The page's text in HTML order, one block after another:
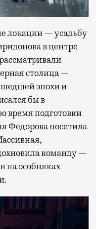
локации — усадьбу
в центре
столица —
эпохи и
бы в
время подготовки
Федорова посетила
команду —
на особняках